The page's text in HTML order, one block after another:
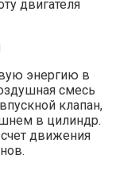
двигателя
энергию в
смесь
клапан,
в цилиндр.
движения